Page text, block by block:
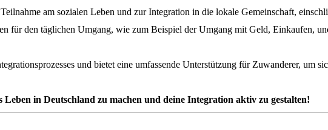
am sozialen Leben und zur Integration in die lokale Gemeinschaft,
für den täglichen Umgang, wie zum Beispiel der Umgang mit Geld, Einkaufen,
und bietet eine umfassende Unterstützung für Zuwanderer, um
in Deutschland zu machen und deine Integration aktiv zu gestalten!